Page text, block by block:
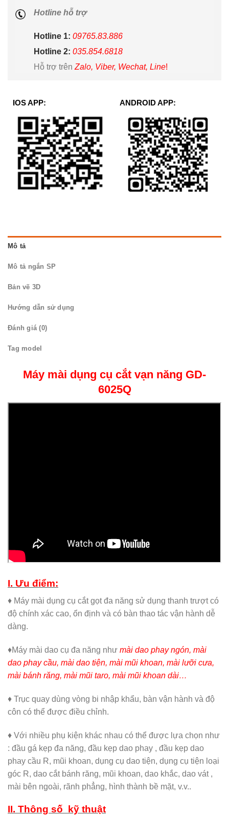
Hotline hỗ trợ
Hotline 1: 09765.83.886
Hotline 2: 035.854.6818
Hỗ trợ trên Zalo, Viber, Wechat, Line!
IOS APP: ANDROID APP:
Mô tả
Mô tả ngắn SP
Bản vẽ 3D
Hướng dẫn sử dụng
Đánh giá (0)
Tag model
Máy mài dụng cụ cắt vạn năng GD-
6025Q
I. Ưu điểm:
♦ Máy mài dụng cụ cắt gọt đa năng sử dụng thanh trượt có
độ chính xác cao, ổn định và có bàn thao tác vận hành dễ
dàng.
♦Máy mài dao cụ đa năng như mài dao phay ngón, mài
dao phay cầu, mài dao tiện, mài mũi khoan, mài lưỡi cưa,
mài bánh răng, mài mũi taro, mài mũi khoan dài…
♦ Trục quay dùng vòng bi nhập khẩu, bàn vận hành và độ
côn có thể được điều chỉnh.
♦ Với nhiều phụ kiện khác nhau có thể được lựa chọn như
: đầu gá kẹp đa năng, đầu kẹp dao phay , đầu kẹp dao
phay cầu R, mũi khoan, dụng cụ dao tiện, dụng cụ tiện loại
góc R, dao cắt bánh răng, mũi khoan, dao khắc, dao vát ,
mài bên ngoài, rãnh phẳng, hình thành bề mặt, v.v..
II. Thông số kỹ thuật